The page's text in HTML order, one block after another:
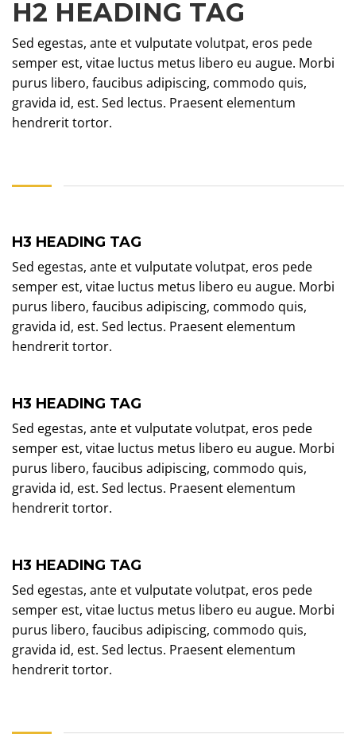
H2 HEADING TAG
Sed egestas, ante et vulputate volutpat, eros pede
semper est, vitae luctus metus libero eu augue. Morbi
purus libero, faucibus adipiscing, commodo quis,
gravida id, est. Sed lectus. Praesent elementum
hendrerit tortor.
H3 HEADING TAG
Sed egestas, ante et vulputate volutpat, eros pede
semper est, vitae luctus metus libero eu augue. Morbi
purus libero, faucibus adipiscing, commodo quis,
gravida id, est. Sed lectus. Praesent elementum
hendrerit tortor.
H3 HEADING TAG
Sed egestas, ante et vulputate volutpat, eros pede
semper est, vitae luctus metus libero eu augue. Morbi
purus libero, faucibus adipiscing, commodo quis,
gravida id, est. Sed lectus. Praesent elementum
hendrerit tortor.
H3 HEADING TAG
Sed egestas, ante et vulputate volutpat, eros pede
semper est, vitae luctus metus libero eu augue. Morbi
purus libero, faucibus adipiscing, commodo quis,
gravida id, est. Sed lectus. Praesent elementum
hendrerit tortor.